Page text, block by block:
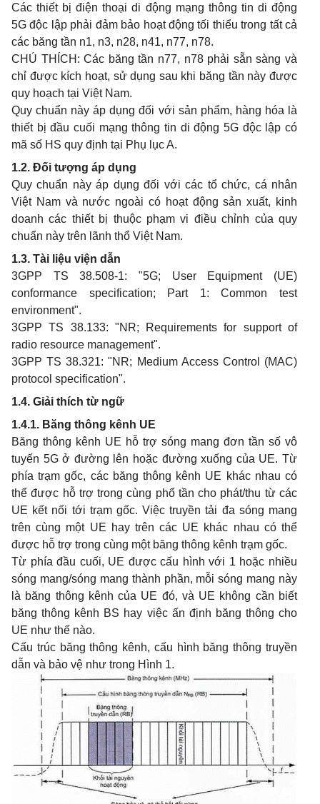
Các thiết bị điện thoại di động mạng thông tin di động
5G độc lập phải đảm bảo hoạt động tối thiểu trong tất cả
các băng tần n1, n3, n28, n41, n77, n78.
CHÚ THÍCH: Các băng tần n77, n78 phải sẵn sàng và
chỉ được kích hoạt, sử dụng sau khi băng tần này được
quy hoạch tại Việt Nam.
Quy chuẩn này áp dụng đối với sản phẩm, hàng hóa là
thiết bị đầu cuối mạng thông tin di động 5G độc lập có
mã số HS quy định tại Phụ lục A.
1.2. Đối tượng áp dụng
Quy chuẩn này áp dụng đối với các tổ chức, cá nhân
Việt Nam và nước ngoài có hoạt động sản xuất, kinh
doanh các thiết bị thuộc phạm vi điều chỉnh của quy
chuẩn này trên lãnh thổ Việt Nam.
1.3. Tài liệu viện dẫn
3GPP TS 38.508-1: "5G; User Equipment (UE)
conformance specification; Part 1: Common test
environment".
3GPP TS 38.133: "NR; Requirements for support of
radio resource management".
3GPP TS 38.321: "NR; Medium Access Control (MAC)
protocol specification".
1.4. Giải thích từ ngữ
1.4.1. Băng thông kênh UE
Băng thông kênh UE hỗ trợ sóng mang đơn tần số vô
tuyến 5G ở đường lên hoặc đường xuống của UE. Từ
phía trạm gốc, các băng thông kênh UE khác nhau có
thể được hỗ trợ trong cùng phổ tần cho phát/thu từ các
UE kết nối tới trạm gốc. Việc truyền tải đa sóng mang
trên cùng một UE hay trên các UE khác nhau có thể
được hỗ trợ trong cùng một băng thông kênh trạm gốc.
Từ phía đầu cuối, UE được cấu hình với 1 hoặc nhiều
sóng mang/sóng mang thành phần, mỗi sóng mang này
là băng thông kênh của UE đó, và UE không cần biết
băng thông kênh BS hay việc ấn định băng thông cho
UE như thế nào.
Cấu trúc băng thông kênh, cấu hình băng thông truyền
dẫn và bảo vệ như trong Hình 1.